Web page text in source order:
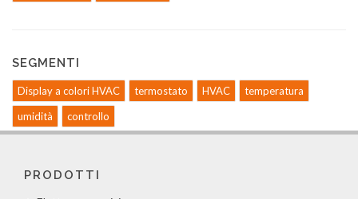
SEGMENTI
Display a colori HVAC termostato HVAC
temperatura
umidità
controllo
PRODOTTI